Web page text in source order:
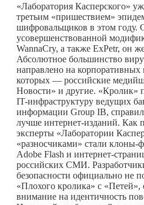
«Лаборатория Касперского»
третьим «пришествием»
шифровальщиков в этом году.
усовершенствованной
WannaCry, а также ExPetr, он
Абсолютное большинство
направлено на корпоративных
которых — российские
Новости» и другие. «Кролик»
IT-инфраструктуру ведущих
информации Group IB,
лучше интернет-изданий. Как
эксперты «Лаборатории
«разносчиками» стали клоны-
Adobe Flash и интернет-
российских СМИ.
безопасности официально не
«Плохого кролика» с
внимание на идентичность